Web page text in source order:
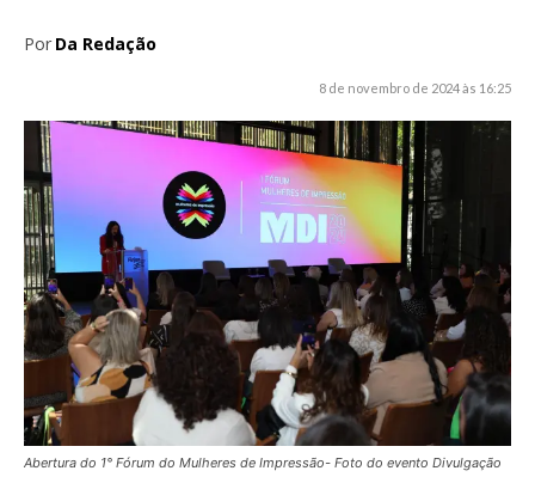
Por Da Redação
8 de novembro de 2024 às 16:25
Abertura do 1° Fórum do Mulheres de Impressão- Foto do evento Divulgação